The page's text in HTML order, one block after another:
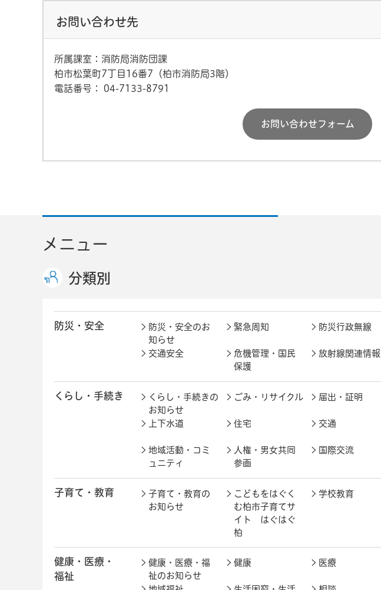
お問い合わせ先
所属課室：消防局消防団課
柏市松葉町7丁目16番7（柏市消防局3階）
電話番号：
04-7133-8791
お問い合わせフォーム
メニュー
分類別
防災・安全
防災・安全のお
知らせ
緊急周知 防災行政無線
交通安全
危機管理・国民
保護
放射線関連情報
くらし・手続き
くらし・手続きの
お知らせ
ごみ・リサイクル 届出・証明
上下水道 住宅 交通
地域活動・コミ
ュニティ
人権・男女共同
参画
国際交流
子育て・教育
子育て・教育の
お知らせ
こどもをはぐく
む柏市子育てサ
イト はぐはぐ
柏
学校教育
健康・医療・
福祉
健康・医療・福
祉のお知らせ
健康 医療